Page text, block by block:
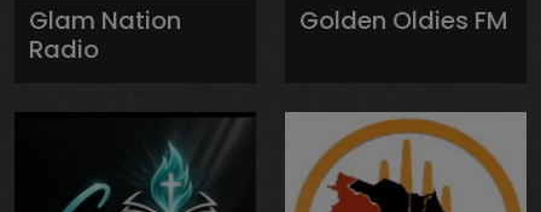
Glam Nation
Radio
Golden Oldies FM